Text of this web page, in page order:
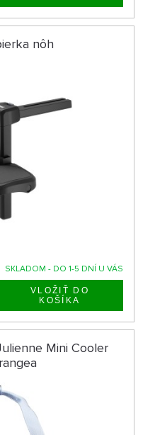
nôh
SKLADOM - DO 1-5 DNÍ U VÁS
Mini Cooler